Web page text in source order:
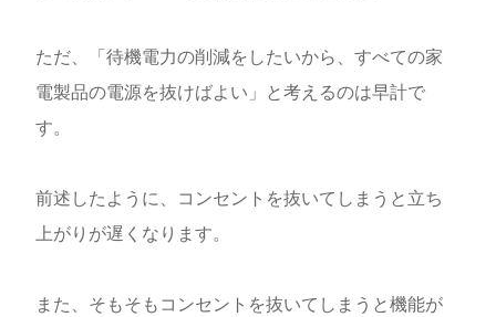
ただ、「待機電力の削減をしたいから、すべての家
電製品の電源を抜けばよい」と考えるのは早計で
す。
前述したように、コンセントを抜いてしまうと立ち
上がりが遅くなります。
また、そもそもコンセントを抜いてしまうと機能が